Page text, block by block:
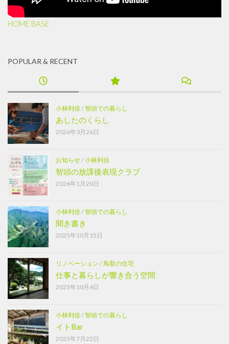
HOME BASE
POPULAR & RECENT
小林利佳/智頭での暮らし
あしたのくらし
2026年3月26日
お知らせ/小林利佳
智頭の放課後表現クラブ
2026年1月20日
小林利佳/智頭での暮らし
聞き書き
2025年10月15日
リノベーション /鳥取の住宅
仕事と暮らしが響き合う空間
2025年10月4日
小林利佳/智頭での暮らし
イトBar
2025年7月22日